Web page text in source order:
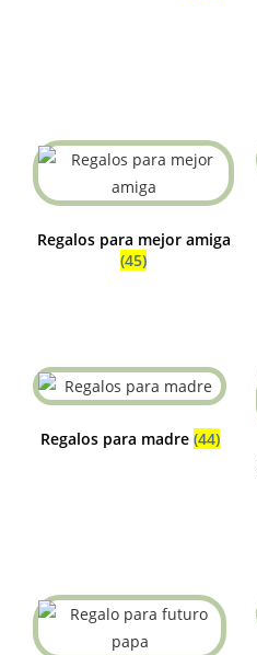
Regalos para mejor amiga
(45)
Regalos para madre (44)